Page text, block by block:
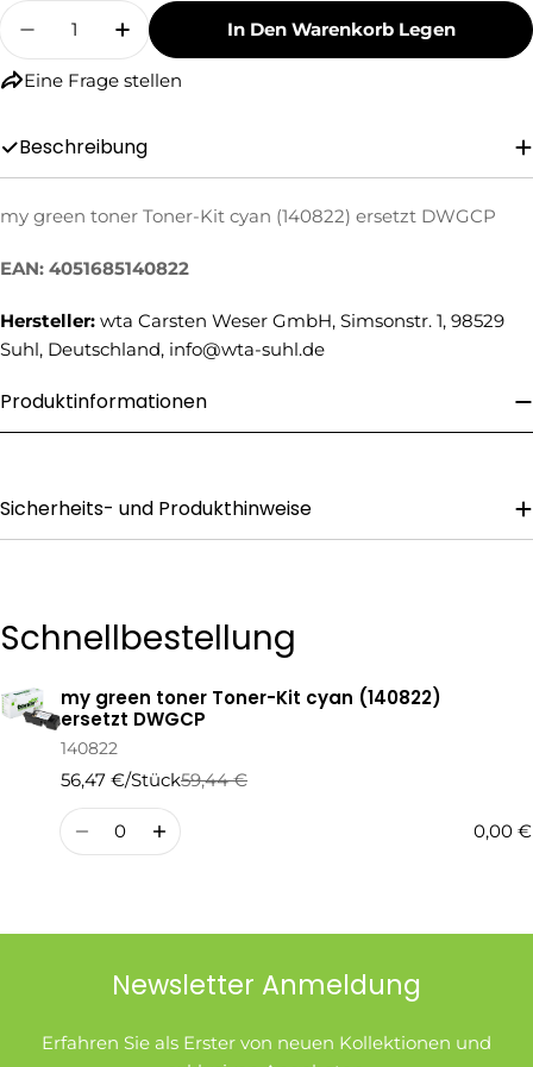
Menge
Menge Für My Green Toner Toner-Kit Cyan
Menge Für My Green Toner Toner-
In Den Warenkorb Legen
Eine Frage stellen
Eine Frage stellen
Ihr
Ihre
E-
Ihre
Frage Senden
Beschreibung
my green toner Toner-Kit cyan (140822) ersetzt DWGCP
EAN: 4051685140822
Hersteller: wta Carsten Weser GmbH, Simsonstr. 1, 98529
Suhl, Deutschland, info@wta-suhl.de
Produktinformationen
Sicherheits- und Produkthinweise
Schnellbestellung
Ihr
Warenkorb
my green toner Toner-Kit cyan (140822)
ersetzt DWGCP
140822
56,47 €/Stück
Regulärer
Preis
59,44 €
Verkaufspreis
Menge
0,00 €
Newsletter Anmeldung
Erfahren Sie als Erster von neuen Kollektionen und